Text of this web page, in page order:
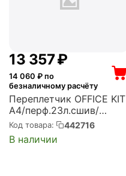
13 357₽
14 060 ₽ по
безналичному расчёту
Переплетчик OFFICE KIT
A4/перф.23л.сшив/
макс.500л./
пластик.пруж. (4.5-51мм)
(B2125N)
Код товара: 442716
В наличии